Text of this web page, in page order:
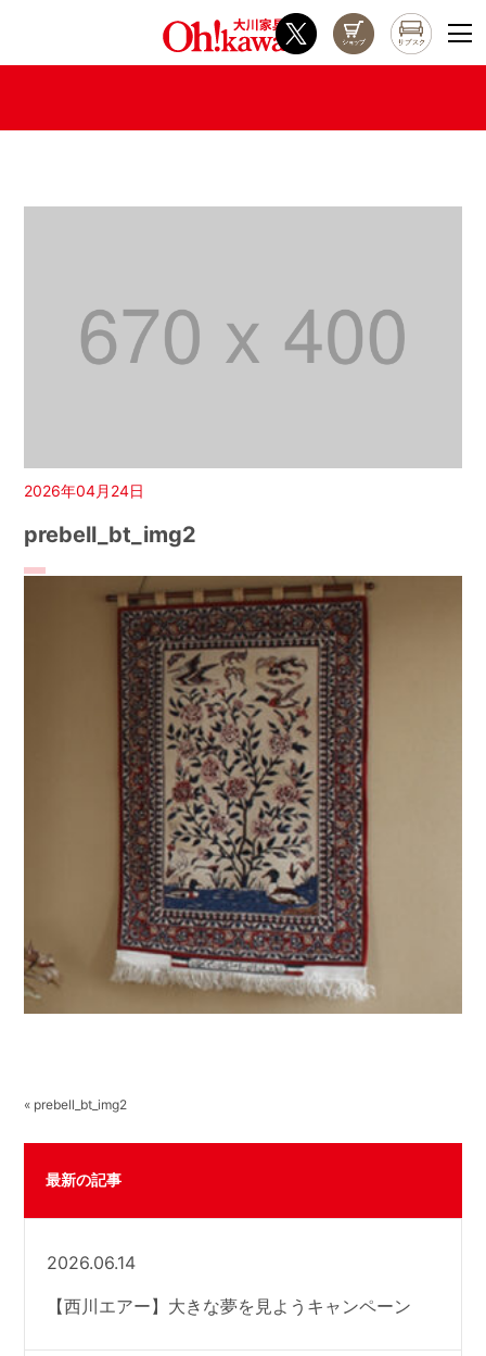
2026年04月24日
prebell_bt_img2
« prebell_bt_img2
最新の記事
2026.06.14
【西川エアー】大きな夢を見ようキャンペーン